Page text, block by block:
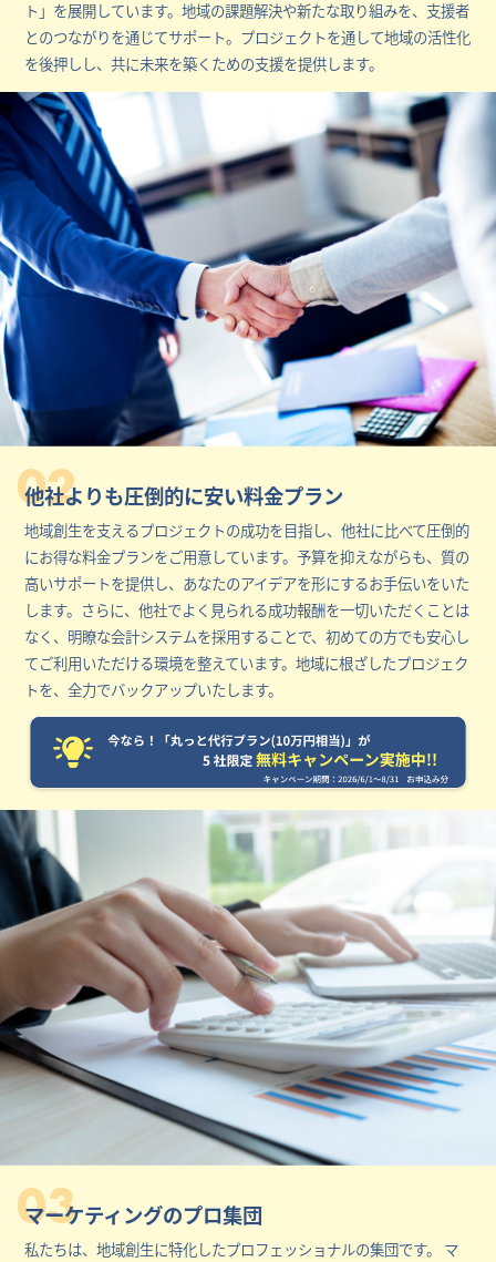
ト」を展開しています。地域の課題解決や新たな取り組みを、支援者
とのつながりを通じてサポート。プロジェクトを通して地域の活性化
を後押しし、共に未来を築くための支援を提供します。
02
他社よりも圧倒的に安い料金プラン
地域創生を支えるプロジェクトの成功を目指し、他社に比べて圧倒的
にお得な料金プランをご用意しています。予算を抑えながらも、質の
高いサポートを提供し、あなたのアイデアを形にするお手伝いをいた
します。さらに、他社でよく見られる成功報酬を一切いただくことは
なく、明瞭な会計システムを採用することで、初めての方でも安心し
てご利用いただける環境を整えています。地域に根ざしたプロジェク
トを、全力でバックアップいたします。
03
マーケティングのプロ集団
私たちは、地域創生に特化したプロフェッショナルの集団です。 マ